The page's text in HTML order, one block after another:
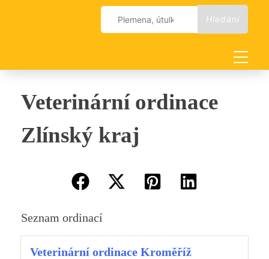
Vyhledávání
Veterinární ordinace
Zlínský kraj
Seznam ordinací
Veterinární ordinace Kroměříž